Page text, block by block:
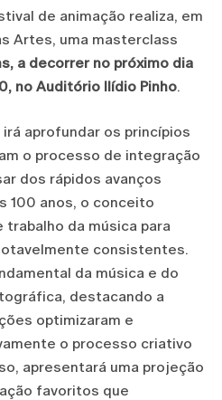
de animação realiza, em
Artes, uma masterclass
a decorrer no próximo dia
no Auditório Ilídio Pinho.
aprofundar os princípios
o processo de integração
dos rápidos avanços
100 anos, o conceito
da música para
consistentes.
da música e do
destacando a
optimizaram e
o processo criativo
apresentará uma projeção
favoritos que